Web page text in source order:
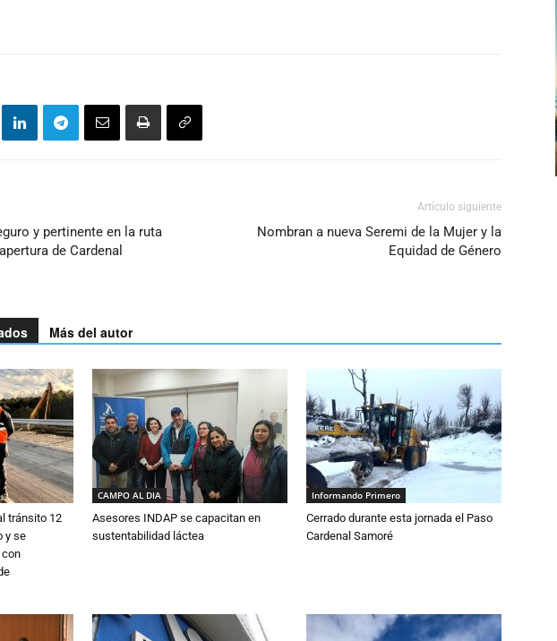
y pertinente en la ruta
de Cardenal
Artículo siguiente
Nombran a nueva Seremi de la Mujer y la
Equidad de Género
Más del autor
tránsito 12
y se
con
CAMPO AL DIA
Asesores INDAP se capacitan en
sustentabilidad láctea
Informando Primero
Cerrado durante esta jornada el Paso
Cardenal Samoré